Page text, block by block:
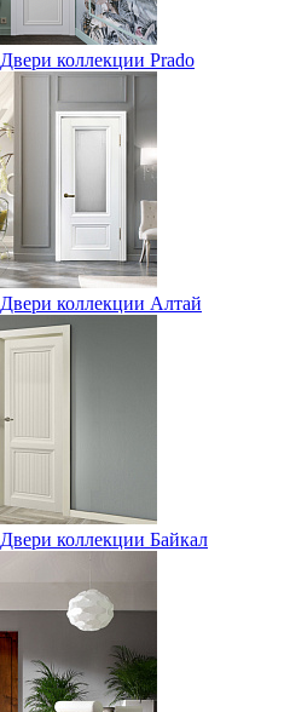
Двери коллекции Prado
Двери коллекции Алтай
Двери коллекции Байкал